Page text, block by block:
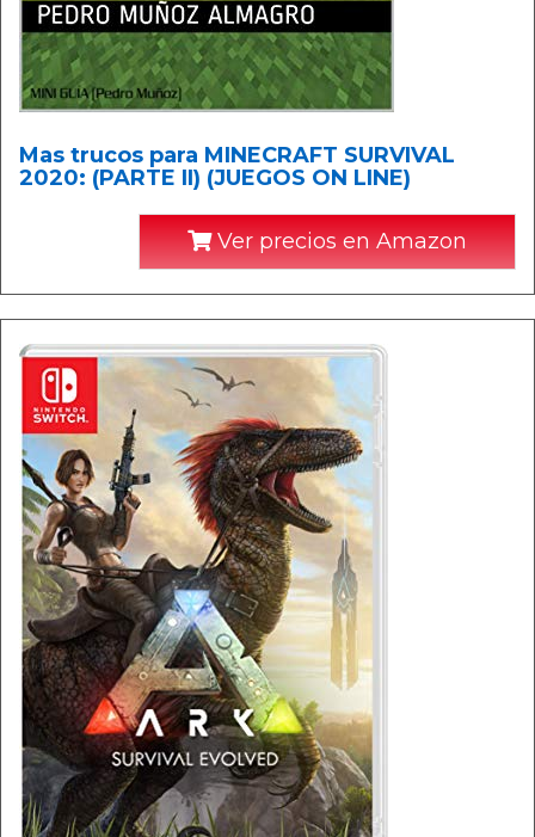
Mas trucos para MINECRAFT SURVIVAL
2020: (PARTE II) (JUEGOS ON LINE)
Ver precios en Amazon